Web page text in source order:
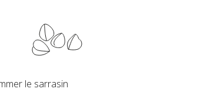
le sarrasin